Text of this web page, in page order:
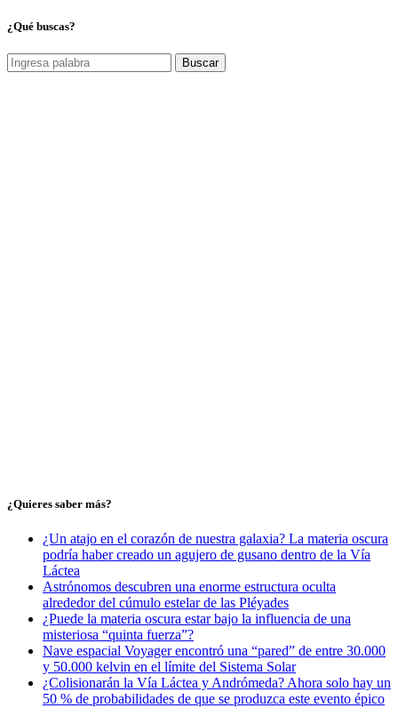
¿Qué buscas?
Buscar
¿Quieres saber más?
¿Un atajo en el corazón de nuestra galaxia? La materia oscura
podría haber creado un agujero de gusano dentro de la Vía
Láctea
Astrónomos descubren una enorme estructura oculta
alrededor del cúmulo estelar de las Pléyades
¿Puede la materia oscura estar bajo la influencia de una
misteriosa “quinta fuerza”?
Nave espacial Voyager encontró una “pared” de entre 30.000
y 50.000 kelvin en el límite del Sistema Solar
¿Colisionarán la Vía Láctea y Andrómeda? Ahora solo hay un
50 % de probabilidades de que se produzca este evento épico